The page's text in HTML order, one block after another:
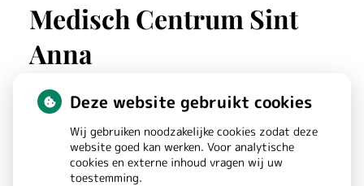
Medisch Centrum Sint
Anna
St. Annastraat180
6525GWNIJMEGEN
Deze website gebruikt cookies
Wij gebruiken noodzakelijke cookies zodat deze
website goed kan werken. Voor analytische
cookies en externe inhoud vragen wij uw
toestemming.